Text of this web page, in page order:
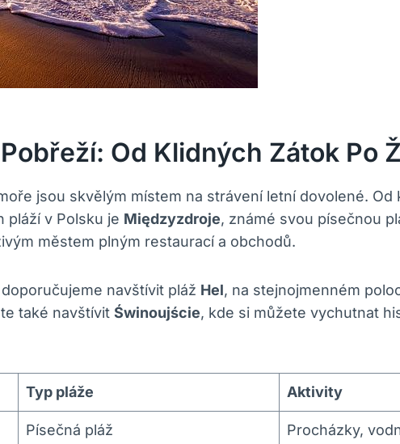
Od Klidných Zátok Po
jsou skvělým místem na strávení letní dovolené.
pláží v Polsku je Międzyzdroje, známé svou písečnou
městem plným restaurací a obchodů.
navštívit pláž Hel, na stejnojmenném
také navštívit Świnoujście, kde si můžete vychutnat
Typ pláže Aktivity
Písečná pláž Procházky,